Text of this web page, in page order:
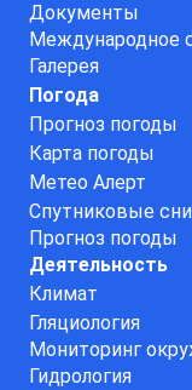
Документы
Международное
Галерея
Погода
Прогноз погоды
Карта погоды
Метео Алерт
Спутниковые
Прогноз погоды
Деятельность
Климат
Гляциология
Мониторинг
Гидрология